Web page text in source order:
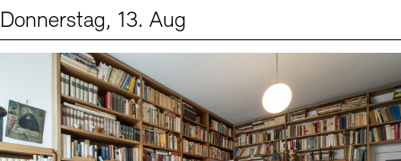
Donnerstag, 13. Aug